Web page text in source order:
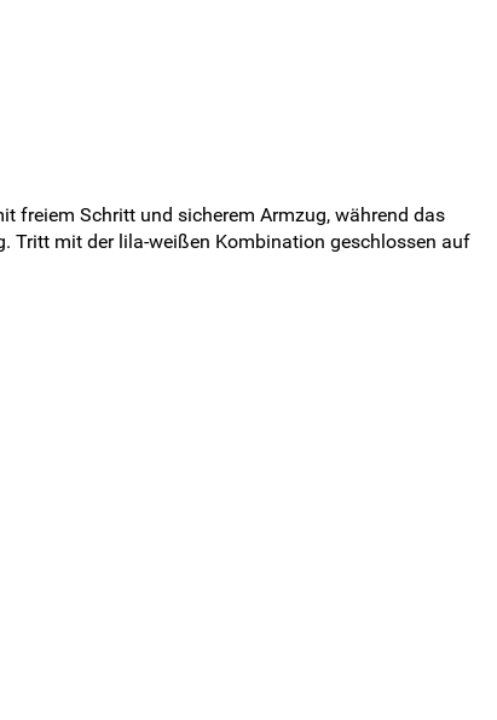
freiem Schritt und sicherem Armzug, während das
Tritt mit der lila-weißen Kombination geschlossen auf